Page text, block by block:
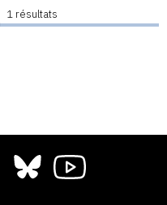
1 résultats